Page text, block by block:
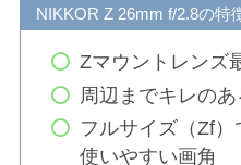
NIKKOR Z 26mm f/2.8の特
Zマウントレンズ
周辺までキレの
フルサイズ（Zf
使いやすい画角